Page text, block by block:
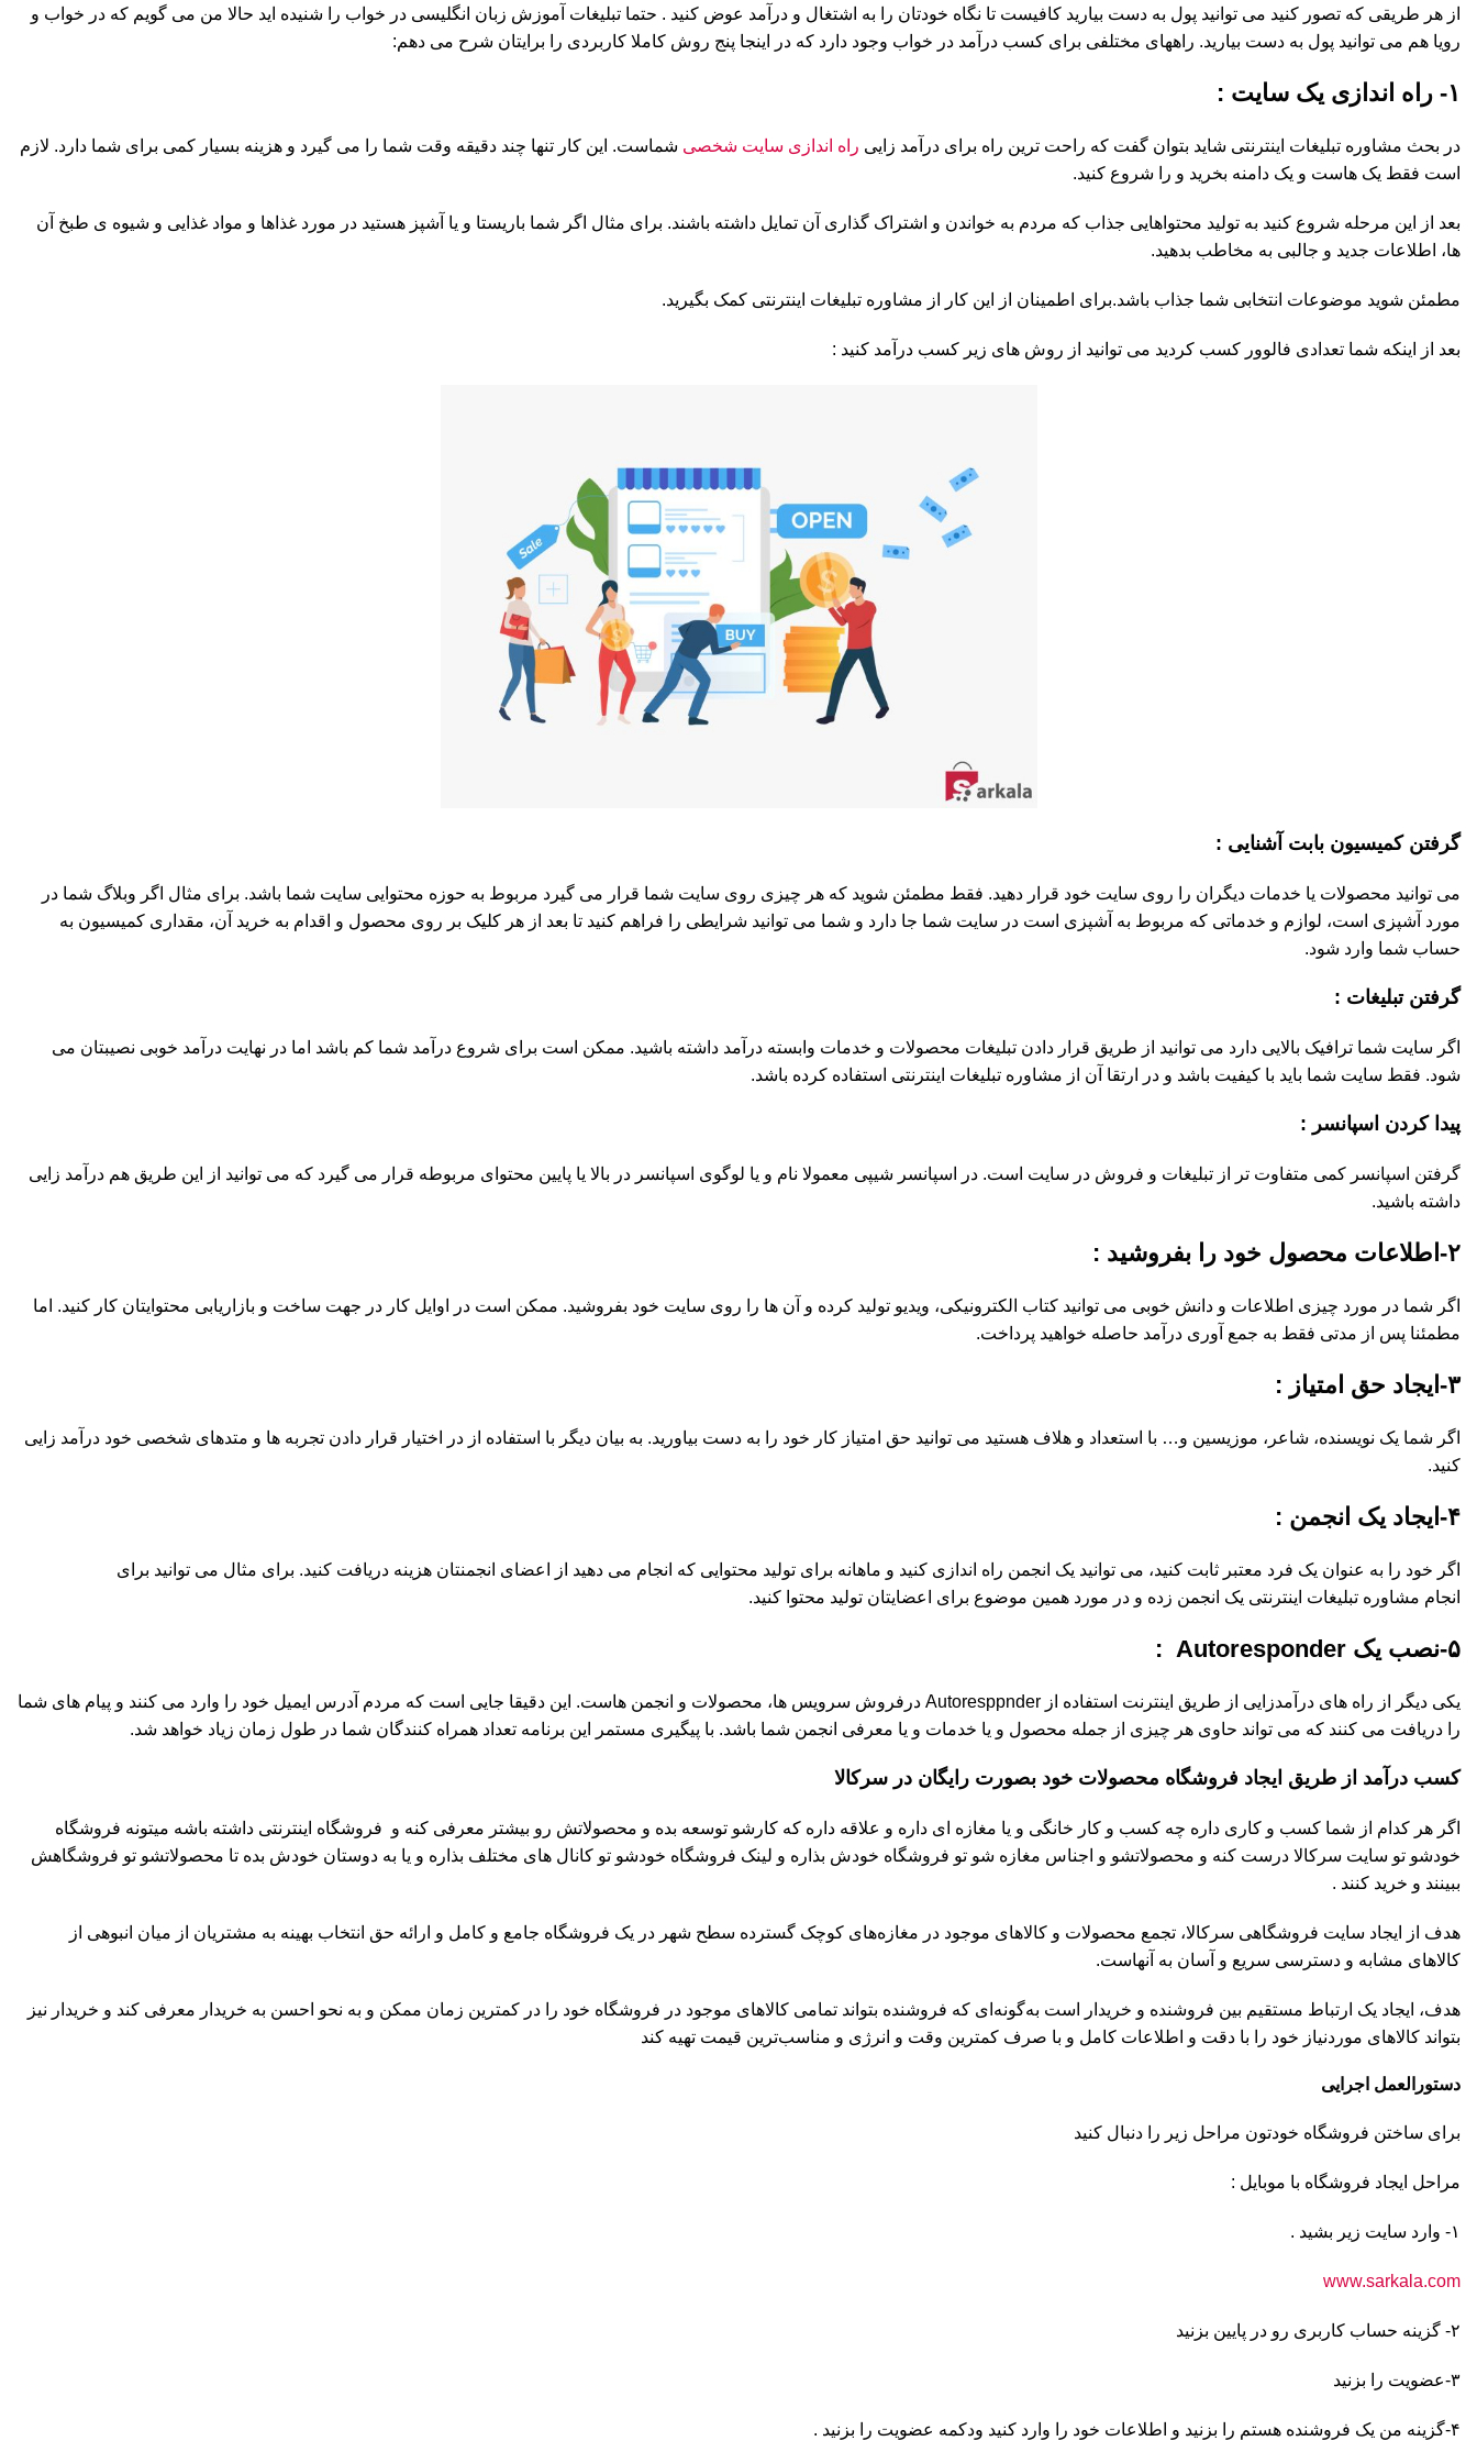
از هر طریقی که تصور کنید می توانید پول به دست بیارید کافیست تا نگاه خودتان را به اشتغال و درآمد عوض کنید . حتما تبلیغات آموزش زبان انگلیسی در خواب را شنیده اید حالا من می گویم که در خواب و
رویا هم می توانید پول به دست بیارید. راههای مختلفی برای کسب درآمد در خواب وجود دارد که در اینجا پنج روش کاملا کاربردی را برایتان شرح می دهم:
۱- راه اندازی یک سایت :
در بحث مشاوره تبلیغات اینترنتی شاید بتوان گفت که راحت ترین راه برای درآمد زایی راه اندازی سایت شخصی شماست. این کار تنها چند دقیقه وقت شما را می گیرد و هزینه بسیار کمی برای شما دارد. لازم
است فقط یک هاست و یک دامنه بخرید و را شروع کنید.
بعد از این مرحله شروع کنید به تولید محتواهایی جذاب که مردم به خواندن و اشتراک گذاری آن تمایل داشته باشند. برای مثال اگر شما باریستا و یا آشپز هستید در مورد غذاها و مواد غذایی و شیوه ی طبخ آن
ها، اطلاعات جدید و جالبی به مخاطب بدهید.
مطمئن شوید موضوعات انتخابی شما جذاب باشد.برای اطمینان از این کار از مشاوره تبلیغات اینترنتی کمک بگیرید.
بعد از اینکه شما تعدادی فالوور کسب کردید می توانید از روش های زیر کسب درآمد کنید :
گرفتن کمیسیون بابت آشنایی :
می توانید محصولات یا خدمات دیگران را روی سایت خود قرار دهید. فقط مطمئن شوید که هر چیزی روی سایت شما قرار می گیرد مربوط به حوزه محتوایی سایت شما باشد. برای مثال اگر وبلاگ شما در
مورد آشپزی است، لوازم و خدماتی که مربوط به آشپزی است در سایت شما جا دارد و شما می توانید شرایطی را فراهم کنید تا بعد از هر کلیک بر روی محصول و اقدام به خرید آن، مقداری کمیسیون به
حساب شما وارد شود.
گرفتن تبلیغات :
اگر سایت شما ترافیک بالایی دارد می توانید از طریق قرار دادن تبلیغات محصولات و خدمات وابسته درآمد داشته باشید. ممکن است برای شروع درآمد شما کم باشد اما در نهایت درآمد خوبی نصیبتان می
شود. فقط سایت شما باید با کیفیت باشد و در ارتقا آن از مشاوره تبلیغات اینترنتی استفاده کرده باشد.
پیدا کردن اسپانسر :
گرفتن اسپانسر کمی متفاوت تر از تبلیغات و فروش در سایت است. در اسپانسر شیپی معمولا نام و یا لوگوی اسپانسر در بالا یا پایین محتوای مربوطه قرار می گیرد که می توانید از این طریق هم درآمد زایی
داشته باشید.
۲-اطلاعات محصول خود را بفروشید :
اگر شما در مورد چیزی اطلاعات و دانش خوبی می توانید کتاب الکترونیکی، ویدیو تولید کرده و آن ها را روی سایت خود بفروشید. ممکن است در اوایل کار در جهت ساخت و بازاریابی محتوایتان کار کنید. اما
مطمئنا پس از مدتی فقط به جمع آوری درآمد حاصله خواهید پرداخت.
۳-ایجاد حق امتیاز :
اگر شما یک نویسنده، شاعر، موزیسین و… با استعداد و هلاف هستید می توانید حق امتیاز کار خود را به دست بیاورید. به بیان دیگر با استفاده از در اختیار قرار دادن تجربه ها و متدهای شخصی خود درآمد زایی
کنید.
۴-ایجاد یک انجمن :
اگر خود را به عنوان یک فرد معتبر ثابت کنید، می توانید یک انجمن راه اندازی کنید و ماهانه برای تولید محتوایی که انجام می دهید از اعضای انجمنتان هزینه دریافت کنید. برای مثال می توانید برای
انجام مشاوره تبلیغات اینترنتی یک انجمن زده و در مورد همین موضوع برای اعضایتان تولید محتوا کنید.
۵-نصب یک Autoresponder :
یکی دیگر از راه های درآمدزایی از طریق اینترنت استفاده از Autoresppnder درفروش سرویس ها، محصولات و انجمن هاست. این دقیقا جایی است که مردم آدرس ایمیل خود را وارد می کنند و پیام های شما
را دریافت می کنند که می تواند حاوی هر چیزی از جمله محصول و یا خدمات و یا معرفی انجمن شما باشد. با پیگیری مستمر این برنامه تعداد همراه کنندگان شما در طول زمان زیاد خواهد شد.
کسب درآمد از طریق ایجاد فروشگاه محصولات خود بصورت رایگان در سرکالا
اگر هر کدام از شما کسب و کاری داره چه کسب و کار خانگی و یا مغازه ای داره و علاقه داره که کارشو توسعه بده و محصولاتش رو بیشتر معرفی کنه و فروشگاه اینترنتی داشته باشه میتونه فروشگاه
خودشو تو سایت سرکالا درست کنه و محصولاتشو و اجناس مغازه شو تو فروشگاه خودش بذاره و لینک فروشگاه خودشو تو کانال های مختلف بذاره و یا به دوستان خودش بده تا محصولاتشو تو فروشگاهش
ببینند و خرید کنند .
هدف از ایجاد سایت فروشگاهی سرکالا، تجمع محصولات و کالاهای موجود در مغازه‌های کوچک گسترده سطح شهر در یک فروشگاه جامع و کامل و ارائه حق انتخاب بهینه به مشتریان از میان انبوهی از
کالاهای مشابه و دسترسی سریع و آسان به آنهاست.
هدف، ایجاد یک ارتباط مستقیم بین فروشنده و خریدار است به‌گونه‌ای که فروشنده بتواند تمامی کالاهای موجود در فروشگاه خود را در کمترین زمان ممکن و به نحو احسن به خریدار معرفی کند و خریدار نیز
بتواند کالاهای موردنیاز خود را با دقت و اطلاعات کامل و با صرف کمترین وقت و انرژی و مناسب‌ترین قیمت تهیه کند
دستورالعمل اجرایی
برای ساختن فروشگاه خودتون مراحل زیر را دنبال کنید
مراحل ایجاد فروشگاه با موبایل :
۱- وارد سایت زیر بشید .
www.sarkala.com
۲- گزینه حساب کاربری رو در پایین بزنید
۳-عضویت را بزنید
۴-گزینه من یک فروشنده هستم را بزنید و اطلاعات خود را وارد کنید ودکمه عضویت را بزنید .